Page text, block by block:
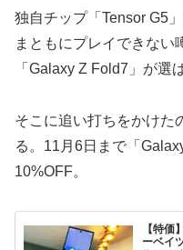
独自チップ「Tensor G5
まともにプレイできない
「Galaxy Z Fold7」が選
そこに追い打ちをかけた
る。11月6日まで「
10%OFF。
【特価
ーベイ